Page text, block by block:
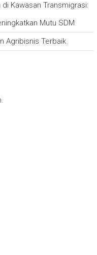
Kawasan Transmigrasi:
Mutu SDM
Agribisnis Terbaik